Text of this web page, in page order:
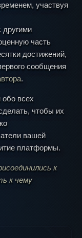
участвуя
другими
часть
достижений,
сообщения
.
всех
чтобы их
вашей
платформы.
к
к чему